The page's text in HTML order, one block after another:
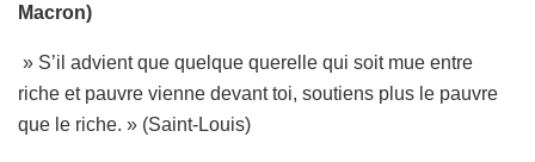
Macron)
» S’il advient que quelque querelle qui soit mue entre
riche et pauvre vienne devant toi, soutiens plus le pauvre
que le riche. » (Saint-Louis)